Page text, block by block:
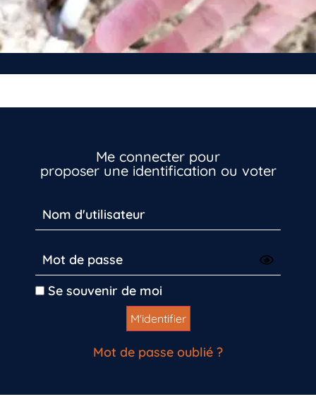
Me connecter pour
proposer une identification ou voter
Se souvenir de moi
Mot de passe oublié ?